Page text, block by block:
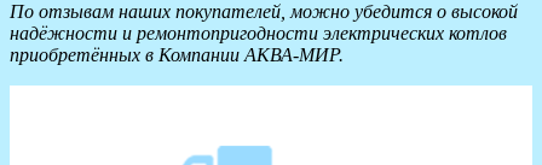
По отзывам наших покупателей, можно убедится о высокой
надёжности и ремонтопригодности электрических котлов
приобретённых в Компании АКВА-МИР.